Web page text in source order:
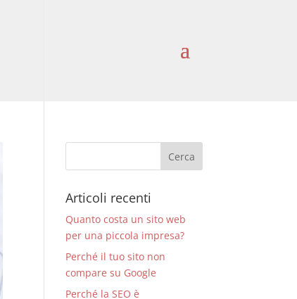
Articoli recenti
Quanto costa un sito web
per una piccola impresa?
Perché il tuo sito non
compare su Google
Perché la SEO è